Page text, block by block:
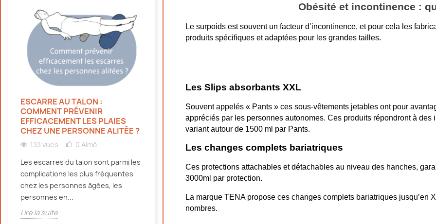
ESCARRE AU TALON :
COMMENT PRÉVENIR
EFFICACEMENT LES PLAIES
CHEZ UNE PERSONNE ALITÉE ?
133 vues 0 Aimé
Les escarres du talon sont parmi les
complications les plus fréquentes
chez les personnes âgées, les
personnes en...
Lire la suite
HYDRATATION DES
PERSONNES ÂGÉES EN
CANICULE : NOS CONSEILS
Découvrez pourquoi les seniors
doivent bien s'hydrater pendant la
canicule, même en cas
RÉÉDUCATION DU PÉRINÉE :
POURQUOI, QUAND ET
COMMENT LA RÉALISER ?
Vous souffrez d’incontinence
urinaire ou d’une descente
Lire la suite
Obésité et incontinence :
Le surpoids est souvent un facteur d’incontinence, et pour cela les
produits spécifiques et adaptées pour les grandes tailles.
Les Slips absorbants XXL
Souvent appelés « Pants » ces sous-vêtements jetables ont pour
appréciés par les personnes autonomes. Ces produits répondront à
variant autour de 1500 ml par Pants.
Les changes complets bariatriques
Ces protections attachables et détachables au niveau des hanches,
3000ml par protection.
La marque TENA propose ces changes complets bariatriques jusqu’en
nombres.